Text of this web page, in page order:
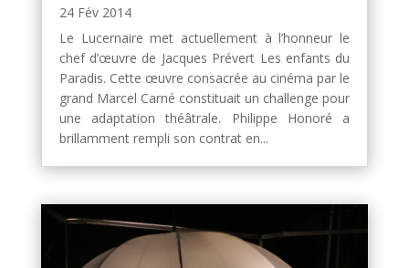
24 Fév 2014
Le Lucernaire met actuellement à l’honneur le
chef d’œuvre de Jacques Prévert Les enfants du
Paradis. Cette œuvre consacrée au cinéma par le
grand Marcel Carné constituait un challenge pour
une adaptation théâtrale. Philippe Honoré a
brillamment rempli son contrat en...